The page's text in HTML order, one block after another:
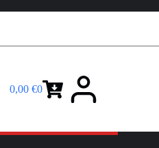
Panier
0,00 €0